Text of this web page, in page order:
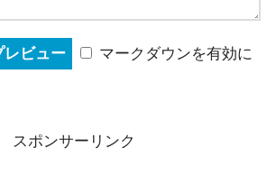
マークダウンを有効に
スポンサーリンク